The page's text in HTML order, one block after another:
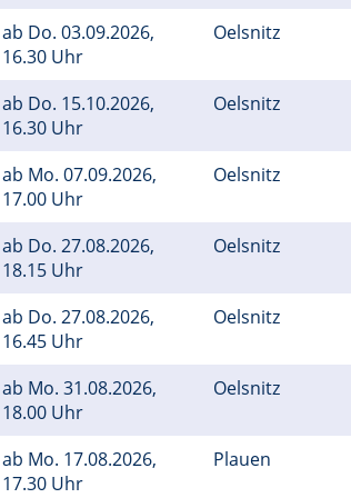
ab Do. 03.09.2026,
16.30 Uhr
Oelsnitz
ab Do. 15.10.2026,
16.30 Uhr
Oelsnitz
ab Mo. 07.09.2026,
17.00 Uhr
Oelsnitz
ab Do. 27.08.2026,
18.15 Uhr
Oelsnitz
ab Do. 27.08.2026,
16.45 Uhr
Oelsnitz
ab Mo. 31.08.2026,
18.00 Uhr
Oelsnitz
ab Mo. 17.08.2026,
17.30 Uhr
Plauen